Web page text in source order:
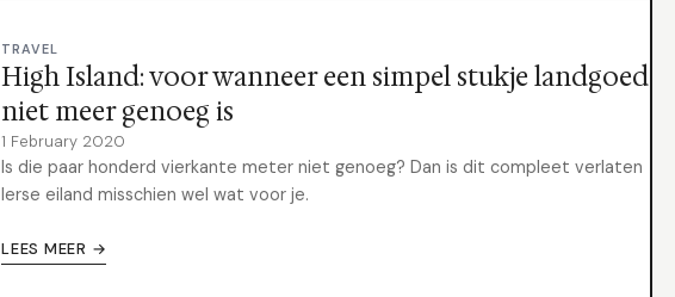
TRAVEL
High Island: voor wanneer een simpel stukje landgoed
niet meer genoeg is
1 February 2020
Is die paar honderd vierkante meter niet genoeg? Dan is dit compleet verlaten
Ierse eiland misschien wel wat voor je.
LEES MEER →